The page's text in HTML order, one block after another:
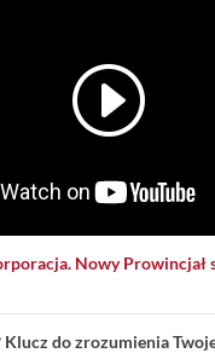
Nowy Prowincjał
Klucz do zrozumienia